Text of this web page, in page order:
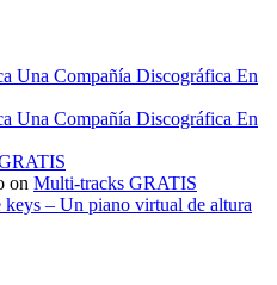
Una Compañía Discográfica En
Una Compañía Discográfica En
on Multi-tracks GRATIS
– Un piano virtual de altura